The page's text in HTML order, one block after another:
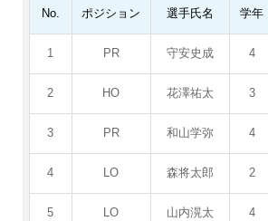
No. ポジション 選手氏名 学年
1 PR 守安史成 4
2 HO 花澤祐太 3
3 PR 和山学弥 4
4 LO 森将太郎 2
5 LO 山内滉太 4